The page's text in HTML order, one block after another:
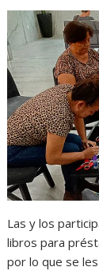
Las y los
libros para
por lo que se